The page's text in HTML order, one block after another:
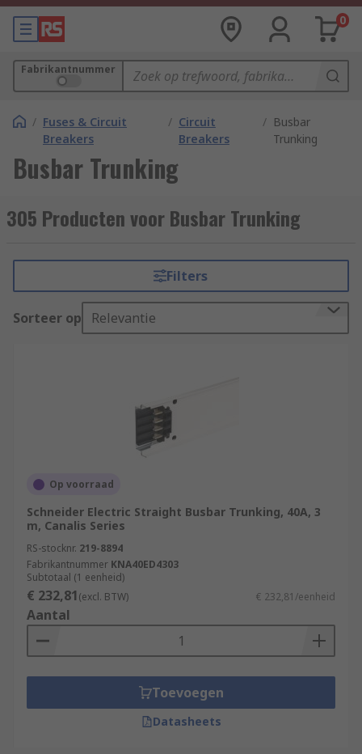
0
Fabrikantnummer
/ Fuses & Circuit
Breakers
/ Circuit
Breakers
/ Busbar
Trunking
Busbar Trunking
305 Producten voor Busbar Trunking
Filters
Sorteer op Relevantie
Op voorraad
Schneider Electric Straight Busbar Trunking, 40A, 3
m, Canalis Series
RS-stocknr. 219-8894
Fabrikantnummer KNA40ED4303
Subtotaal (1 eenheid)
€ 232,81(excl. BTW) € 232,81/eenheid
Aantal
Toevoegen
Datasheets